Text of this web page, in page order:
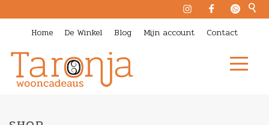
Home De Winkel Blog Mijn account Contact